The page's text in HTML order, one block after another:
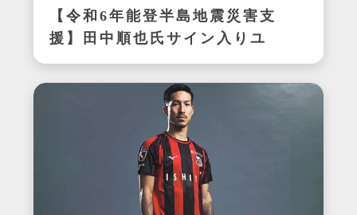
【令和6年能登半島地震災害支
援】田中順也氏サイン入りユ
ニフォーム